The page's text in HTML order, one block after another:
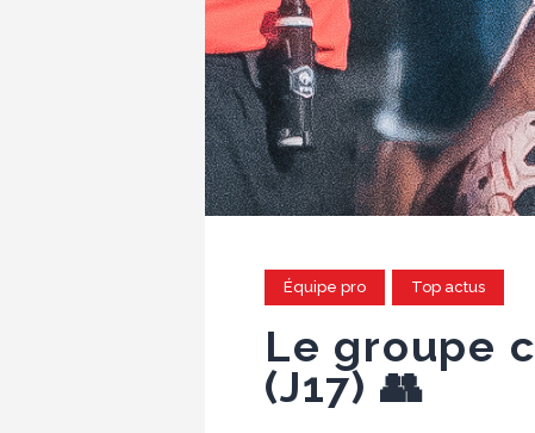
Équipe pro Top actus
Le groupe
(J17) 👥